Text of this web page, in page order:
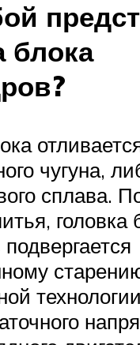
блока
чугуна,
сплава.
головка